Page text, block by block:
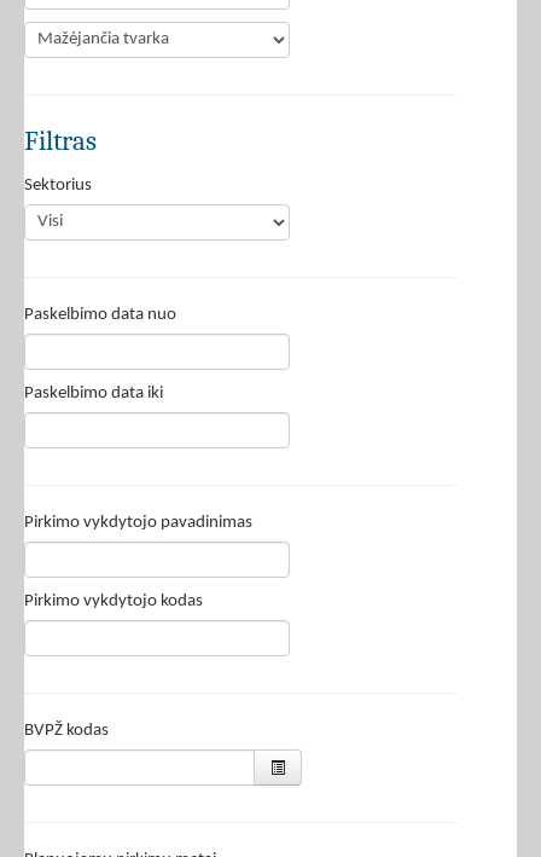
Filtras
Sektorius
Paskelbimo data nuo
Paskelbimo data iki
Pirkimo vykdytojo pavadinimas
Pirkimo vykdytojo kodas
BVPŽ kodas